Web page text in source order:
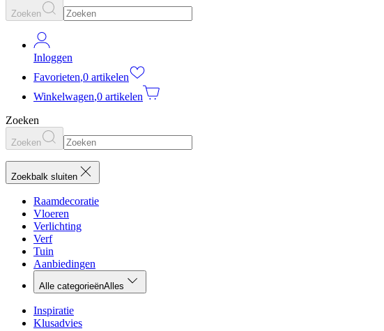
Zoeken
Inloggen
Favorieten,0 artikelen
Winkelwagen,0 artikelen
Zoeken
Zoeken
Zoekbalk sluiten
Raamdecoratie
Vloeren
Verlichting
Verf
Tuin
Aanbiedingen
Alle categorieënAlles
Inspiratie
Klusadvies